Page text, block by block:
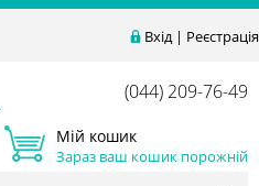
Вхід| Реєстрація
(044) 209-76-49
Мій кошик
Зараз ваш кошик порожній